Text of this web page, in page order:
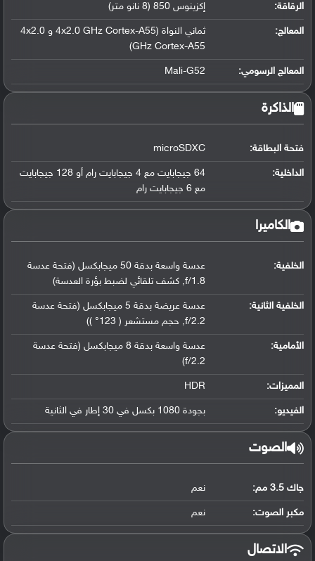
الرقاقة: إكزينوس 850 (8 نانو متر)
المعالج:
ثماني النواة (4x2.0 GHz Cortex-A55 و 4x2.0
GHz Cortex-A55)
المعالج الرسومي:
Mali-G52
الذاكرة
فتحة البطاقة: microSDXC
الداخلية:
64 جيجابايت مع 4 جيجابايت رام أو 128 جيجابايت
مع 6 جيجابايت رام
الكاميرا
الخلفية:
عدسة واسعة بدقة 50 ميجابكسل (فتحة عدسة
f/1.8, كشف تلقائي لضبط بؤرة العدسة)
الخلفية الثانية:
عدسة عريضة بدقة 5 ميجابكسل (فتحة عدسة
f/2.2, حجم مستشعر ( 123° ))
الأمامية:
عدسة واسعة بدقة 8 ميجابكسل (فتحة عدسة
f/2.2)
المميزات: HDR
الفيديو: بجودة 1080 بكسل في 30 إطار في الثانية
الصوت
جاك 3.5 مم: نعم
مكبر الصوت: نعم
الاتصال